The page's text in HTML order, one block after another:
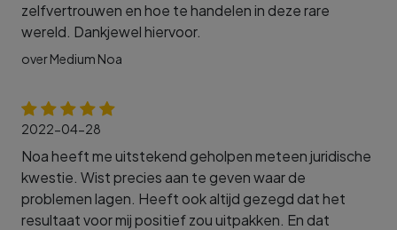
zelfvertrouwen en hoe te handelen in deze rare
wereld. Dankjewel hiervoor.
over Medium Noa
2022-04-28
Noa heeft me uitstekend geholpen meteen juridische
kwestie. Wist precies aan te geven waar de
problemen lagen. Heeft ook altijd gezegd dat het
resultaat voor mij positief zou uitpakken. En dat